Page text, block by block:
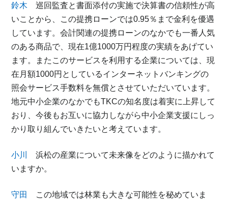
鈴木 巡回監査と書面添付の実施で決算書の信頼性が高
いことから、この提携ローンでは0.95％まで金利を優遇
しています。会計関連の提携ローンのなかでも一番人気
のある商品で、現在1億1000万円程度の実績をあげてい
ます。またこのサービスを利用する企業については、現
在月額1000円としているインターネットバンキングの
照会サービス手数料を無償とさせていただいています。
地元中小企業のなかでもTKCの知名度は着実に上昇して
おり、今後もお互いに協力しながら中小企業支援にしっ
かり取り組んでいきたいと考えています。
小川
浜松の産業について未来像をどのように描かれて
いますか。
守田
この地域では林業も大きな可能性を秘めていま